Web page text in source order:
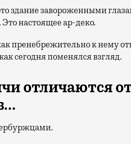
здание завороженными
настоящее ар-деко.
пренебрежительно к нему
сегодня поменялся взгляд.
отличаются